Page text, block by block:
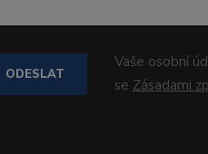
ODESLAT
Vaše osobní
se Zásadami